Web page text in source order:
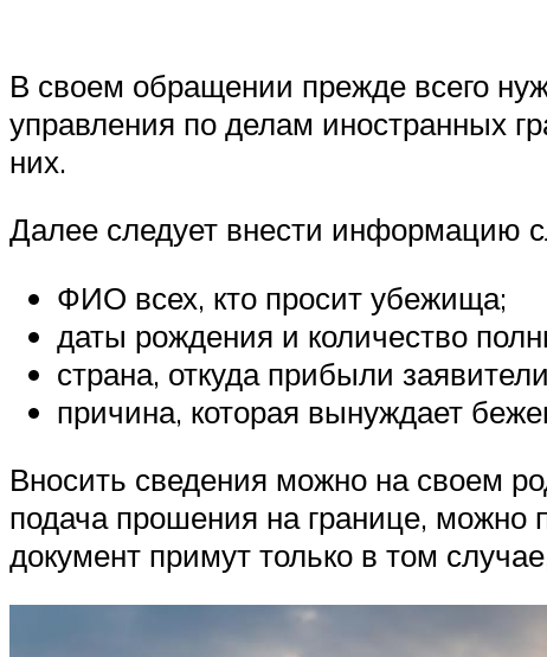
В своем обращении прежде всего
управления по делам иностранных
них.
Далее следует внести информацию
ФИО всех, кто просит убежища;
даты рождения и количество
страна, откуда прибыли
причина, которая вынуждает
Вносить сведения можно на своем
подача прошения на границе, можно
документ примут только в том